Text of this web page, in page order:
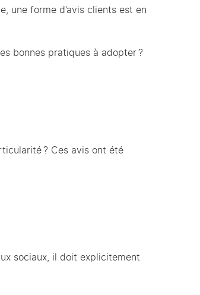
une forme d’avis clients est en
bonnes pratiques à adopter ?
? Ces avis ont été
sociaux, il doit explicitement